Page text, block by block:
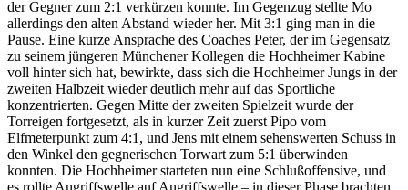
der Gegner zum 2:1 verkürzen konnte. Im Gegenzug stellte Mo
allerdings den alten Abstand wieder her. Mit 3:1 ging man in die
Pause. Eine kurze Ansprache des Coaches Peter, der im Gegensatz
zu seinem jüngeren Münchener Kollegen die Hochheimer Kabine
voll hinter sich hat, bewirkte, dass sich die Hochheimer Jungs in der
zweiten Halbzeit wieder deutlich mehr auf das Sportliche
konzentrierten. Gegen Mitte der zweiten Spielzeit wurde der
Torreigen fortgesetzt, als in kurzer Zeit zuerst Pipo vom
Elfmeterpunkt zum 4:1, und Jens mit einem sehenswerten Schuss in
den Winkel den gegnerischen Torwart zum 5:1 überwinden
konnten. Die Hochheimer starteten nun eine Schlußoffensive, und
es rollte Angriffswelle auf Angriffswelle – in dieser Phase brachten